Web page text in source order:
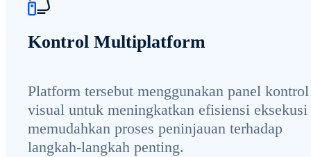
Kontrol Multiplatform
Platform tersebut menggunakan panel kontrol
visual untuk meningkatkan efisiensi eksekusi
memudahkan proses peninjauan terhadap
langkah-langkah penting.